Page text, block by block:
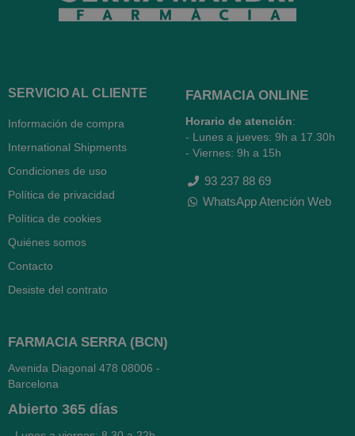
SERVICIO AL CLIENTE
Información de compra
International Shipments
Condiciones de uso
Política de privacidad
Política de cookies
Quiénes somos
Contacto
Desiste del contrato
FARMACIA ONLINE
Horario de atención:
- Lunes a jueves: 9h a 17.30h
- Viernes: 9h a 15h
93 237 88 69
WhatsApp Atención Web
FARMACIA SERRA (BCN)
Avenida Diagonal 478 08006 -
Barcelona
Abierto 365 días